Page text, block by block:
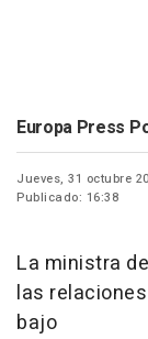
Europa Press
Jueves, 31 octubre
Publicado: 16:38
La ministra
las
bajo